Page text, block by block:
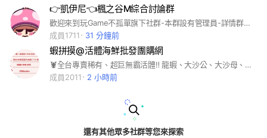
👉凱伊尼👈楓之谷M綜合討論群
歡迎來到玩Game不孤單旗下社群-本群設有管理員-詳情群規以記事本為基準 (★) 本群風氣自由，主要供大家交流心得、聊天、組隊、買賣、勿惡意洗版 (★) 人各有所好，議論角色，請避免使用激烈字眼 (★) 請勿有破壞群友和諧之任何舉動 (★) 禁止於群內張貼任何第三方社團，群組的相關資訊 (❌)【本群禁止】未經管理員授權通過之代儲商任何廣告行為 祝各位都是歐洲人（●′∀‵）ノ♡
成員1711
31 分鐘前
蝦拼摸@活體海鮮批發團購網
🦞全台專賣稀有、超巨無霸活體‼️ 龍蝦、大沙公、大沙母、紅蟳、大閘蟹、花蟹、三點蟹、石蟳、活蝦類、生鮮季節、生鮮水產❤️全台皆🉑️配送✨大台北地區🌍新北#三重#團購#批發
成員2011
2 小時前
還有其他眾多社群等您來探索